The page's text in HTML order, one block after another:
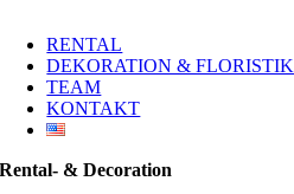
RENTAL
DEKORATION & FLORISTIK
TEAM
KONTAKT
Rental- & Decoration